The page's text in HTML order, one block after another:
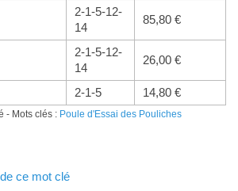
2-1-5-12-
14
85,80 €
2-1-5-12-
14
26,00 €
2-1-5 14,80 €
- Mots clés : Poule d'Essai des Pouliches
ce mot clé